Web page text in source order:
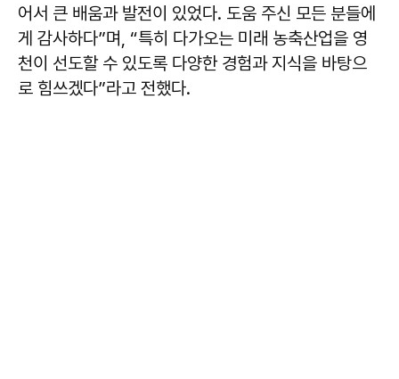
어서 큰 배움과 발전이 있었다. 도움 주신 모든 분들에
게 감사하다”며, “특히 다가오는 미래 농축산업을 영
천이 선도할 수 있도록 다양한 경험과 지식을 바탕으
로 힘쓰겠다”라고 전했다.